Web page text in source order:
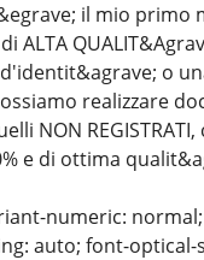
il mio
o
realizzare
NON
e di ottima
numeric:
auto; font-